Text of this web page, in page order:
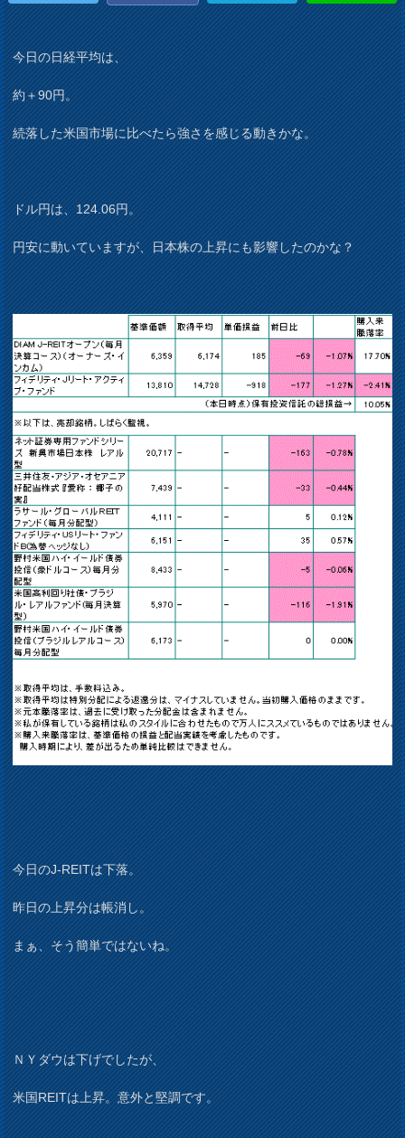
今日の日経平均は、
約＋90円。
続落した米国市場に比べたら強さを感じる動きかな。
ドル円は、124.06円。
円安に動いていますが、日本株の上昇にも影響したのかな？
今日のJ-REITは下落。
昨日の上昇分は帳消し。
まぁ、そう簡単ではないね。
ＮＹダウは下げでしたが、
米国REITは上昇。意外と堅調です。